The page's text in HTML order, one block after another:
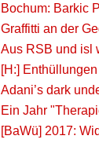
Bochum: Barkic
Graffitti an der
Aus RSB und isl
[H:]
Adani’s dark
Ein Jahr
[BaWü] 2017: